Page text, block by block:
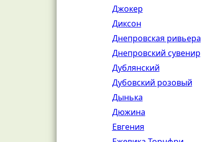
Джокер
Диксон
Днепровская ривьера
Днепровский сувенир
Дублянский
Дубовский розовый
Дынька
Дюжина
Евгения